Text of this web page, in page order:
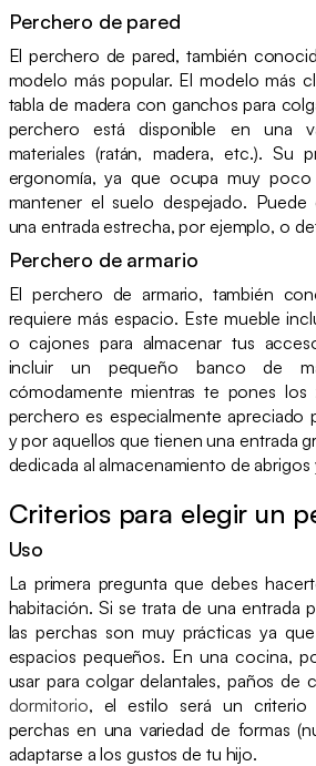
Perchero de pared
El perchero de pared, también
modelo más popular. El modelo más
tabla de madera con ganchos para
perchero está disponible en una
materiales (ratán, madera, etc.). Su
ergonomía, ya que ocupa muy
mantener el suelo despejado. Puede
una entrada estrecha, por ejemplo, o
Perchero de armario
El perchero de armario, también
requiere más espacio. Este mueble
o cajones para almacenar tus
incluir un pequeño banco de
cómodamente mientras te pones
perchero es especialmente apreciado
y por aquellos que tienen una entrada
dedicada al almacenamiento de
Criterios para elegir un
Uso
La primera pregunta que debes
habitación. Si se trata de una entrada
las perchas son muy prácticas ya
espacios pequeños. En una cocina,
usar para colgar delantales, paños de
dormitorio, el estilo será un criterio
perchas en una variedad de formas
adaptarse a los gustos de tu hijo.